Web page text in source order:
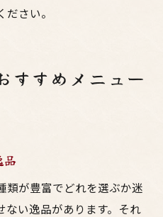
さい。
すすめメニュー
品
類が豊富でどれを選ぶか迷
ない逸品があります。それ